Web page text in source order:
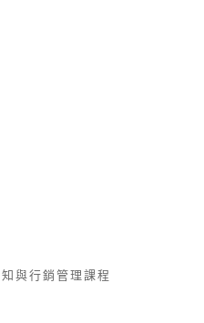
與行銷管理課程